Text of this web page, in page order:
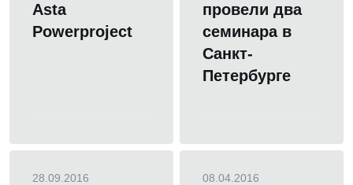
Asta
Powerproject
провели два
семинара в
Санкт-
Петербурге
28.09.2016 08.04.2016